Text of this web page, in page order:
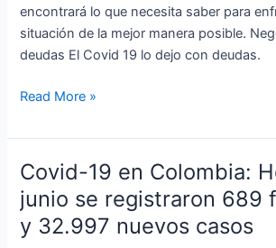
encontrará lo que necesita saber para
situación de la mejor manera posible.
deudas El Covid 19 lo dejo con deudas.
Read More »
Covid-19 en Colombia:
junio se registraron 689
y 32.997 nuevos casos
Covid-
19
en
Colombia: